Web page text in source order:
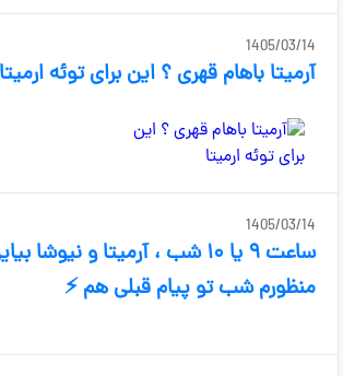
1405/03/14
آرمیتا باهام قهری ؟ این برای توئه ارمیتا
1405/03/14
ساعت ۹ یا ۱۰ شب ، آرمیتا و
منظورم شب تو پیام قبلی هم ⚡